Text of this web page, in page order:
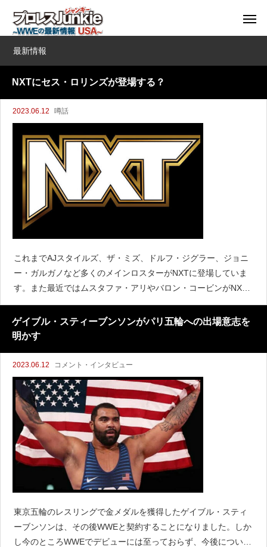
最新情報
NXTにセス・ロリンズが登場する？
2023.06.12 噂話
これまでAJスタイルズ、ザ・ミズ、ドルフ・ジグラー、ジョニ
ー・ガルガノなど多くのメインロスターがNXTに登場していま
す。また最近ではムスタファ・アリやバロン・コービンがNXT
に登場しました。そして先週には元NXTチャンピオンのブロ
ン・ブレイカーが、初代NXTチャンピオンのセス・ロリン
ゲイブル・スティーブンソンがパリ五輪への出場意志を
明かす
2023.06.12 コメント・インタビュー
東京五輪のレスリングで金メダルを獲得したゲイブル・スティ
ーブンソンは、その後WWEと契約することになりました。しか
し今のところWWEでデビューには至っておらず、今後について